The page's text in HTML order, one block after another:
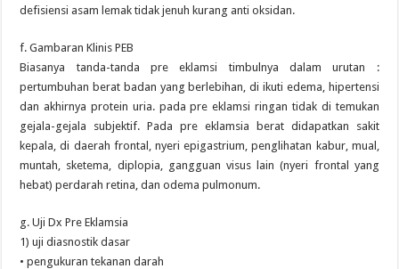
defisiensi asam lemak tidak jenuh kurang anti oksidan.
f. Gambaran Klinis PEB
Biasanya tanda-tanda pre eklamsi timbulnya dalam urutan :
pertumbuhan berat badan yang berlebihan, di ikuti edema, hipertensi
dan akhirnya protein uria. pada pre eklamsi ringan tidak di temukan
gejala-gejala subjektif. Pada pre eklamsia berat didapatkan sakit
kepala, di daerah frontal, nyeri epigastrium, penglihatan kabur, mual,
muntah, sketema, diplopia, gangguan visus lain (nyeri frontal yang
hebat) perdarah retina, dan odema pulmonum.
g. Uji Dx Pre Eklamsia
1) uji diasnostik dasar
• pengukuran tekanan darah